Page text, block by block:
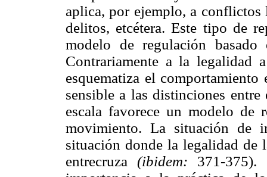
aplica, por ejemplo, a conflictos
delitos, etcétera. Este tipo de
modelo de regulación
Contrariamente a la legalidad
esquematiza el
sensible a las distinciones
escala favorece un modelo de
movimiento. La situación de
situación donde la legalidad de
entrecruza(ibidem: 371-375).